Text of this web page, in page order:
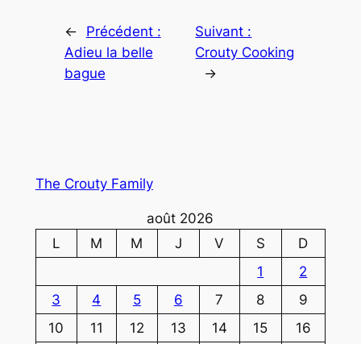
←
Précédent :
Adieu la belle
bague
Suivant :
Crouty Cooking
→
The Crouty Family
août 2026
L
M M J V S
D
1
2
3
4 5 6 7 8
9
10
11 12 13 14 15
16